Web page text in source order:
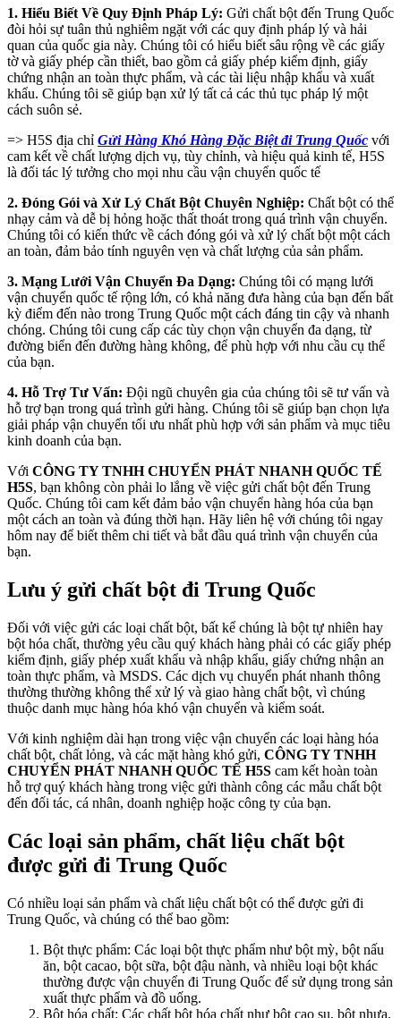
1. Hiểu Biết Về Quy Định Pháp Lý: Gửi chất bột đến Trung Quốc
đòi hỏi sự tuân thủ nghiêm ngặt với các quy định pháp lý và hải
quan của quốc gia này. Chúng tôi có hiểu biết sâu rộng về các giấy
tờ và giấy phép cần thiết, bao gồm cả giấy phép kiểm định, giấy
chứng nhận an toàn thực phẩm, và các tài liệu nhập khẩu và xuất
khẩu. Chúng tôi sẽ giúp bạn xử lý tất cả các thủ tục pháp lý một
cách suôn sẻ.
=> H5S địa chỉ Gửi Hàng Khó Hàng Đặc Biệt đi Trung Quốc với
cam kết về chất lượng dịch vụ, tùy chỉnh, và hiệu quả kinh tế, H5S
là đối tác lý tưởng cho mọi nhu cầu vận chuyển quốc tế
2. Đóng Gói và Xử Lý Chất Bột Chuyên Nghiệp: Chất bột có thể
nhạy cảm và dễ bị hỏng hoặc thất thoát trong quá trình vận chuyển.
Chúng tôi có kiến thức về cách đóng gói và xử lý chất bột một cách
an toàn, đảm bảo tính nguyên vẹn và chất lượng của sản phẩm.
3. Mạng Lưới Vận Chuyển Đa Dạng: Chúng tôi có mạng lưới
vận chuyển quốc tế rộng lớn, có khả năng đưa hàng của bạn đến bất
kỳ điểm đến nào trong Trung Quốc một cách đáng tin cậy và nhanh
chóng. Chúng tôi cung cấp các tùy chọn vận chuyển đa dạng, từ
đường biển đến đường hàng không, để phù hợp với nhu cầu cụ thể
của bạn.
4. Hỗ Trợ Tư Vấn: Đội ngũ chuyên gia của chúng tôi sẽ tư vấn và
hỗ trợ bạn trong quá trình gửi hàng. Chúng tôi sẽ giúp bạn chọn lựa
giải pháp vận chuyển tối ưu nhất phù hợp với sản phẩm và mục tiêu
kinh doanh của bạn.
Với CÔNG TY TNHH CHUYỂN PHÁT NHANH QUỐC TẾ
H5S, bạn không còn phải lo lắng về việc gửi chất bột đến Trung
Quốc. Chúng tôi cam kết đảm bảo vận chuyển hàng hóa của bạn
một cách an toàn và đúng thời hạn. Hãy liên hệ với chúng tôi ngay
hôm nay để biết thêm chi tiết và bắt đầu quá trình vận chuyển của
bạn.
Lưu ý gửi chất bột đi Trung Quốc
Đối với việc gửi các loại chất bột, bất kể chúng là bột tự nhiên hay
bột hóa chất, thường yêu cầu quý khách hàng phải có các giấy phép
kiểm định, giấy phép xuất khẩu và nhập khẩu, giấy chứng nhận an
toàn thực phẩm, và MSDS. Các dịch vụ chuyển phát nhanh thông
thường thường không thể xử lý và giao hàng chất bột, vì chúng
thuộc danh mục hàng hóa khó vận chuyển và kiểm soát.
Với kinh nghiệm dài hạn trong việc vận chuyển các loại hàng hóa
chất bột, chất lỏng, và các mặt hàng khó gửi, CÔNG TY TNHH
CHUYỂN PHÁT NHANH QUỐC TẾ H5S cam kết hoàn toàn
hỗ trợ quý khách hàng trong việc gửi thành công các mẫu chất bột
đến đối tác, cá nhân, doanh nghiệp hoặc công ty của bạn.
Các loại sản phẩm, chất liệu chất bột
được gửi đi Trung Quốc
Có nhiều loại sản phẩm và chất liệu chất bột có thể được gửi đi
Trung Quốc, và chúng có thể bao gồm:
Bột thực phẩm: Các loại bột thực phẩm như bột mỳ, bột nấu
ăn, bột cacao, bột sữa, bột đậu nành, và nhiều loại bột khác
thường được vận chuyển đi Trung Quốc để sử dụng trong sản
xuất thực phẩm và đồ uống.
Bột hóa chất: Các chất bột hóa chất như bột cao su, bột nhựa,